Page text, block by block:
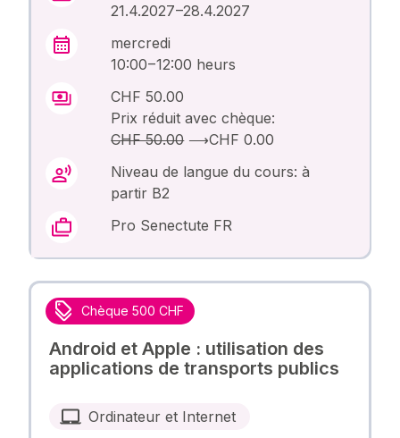
21.4.2027 –28.4.2027
mercredi
10:00 – 12:00 heurs
CHF 50.00
Prix réduit avec chèque:
CHF 50.00⟶CHF 0.00
Niveau de langue du cours: à
partir B2
Pro Senectute FR
Chèque 500 CHF
Android et Apple : utilisation des
applications de transports publics
Ordinateur et Internet